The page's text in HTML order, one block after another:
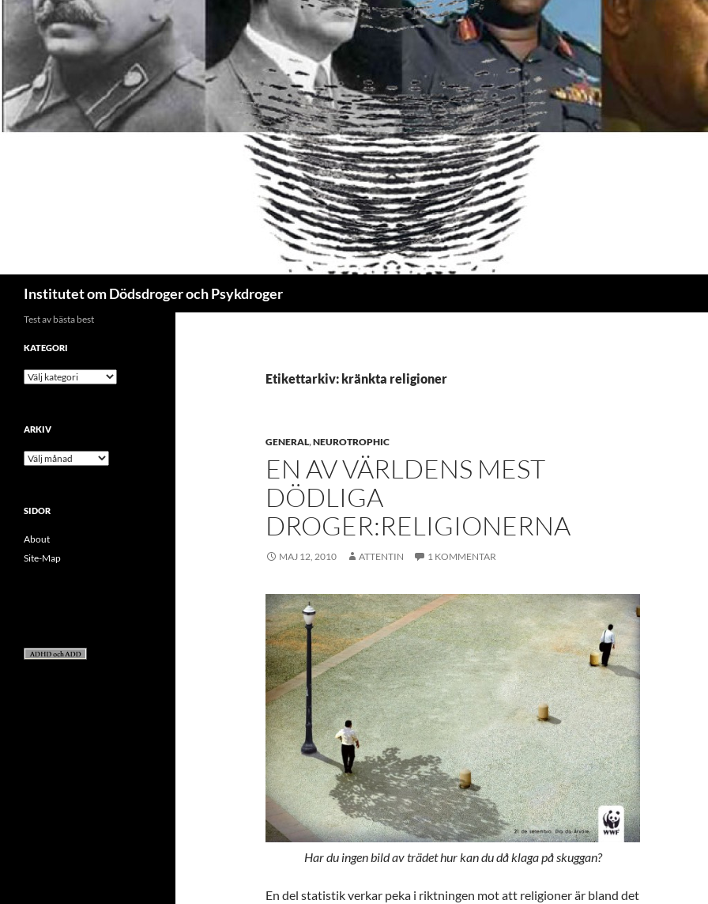
Institutet om Dödsdroger och Psykdroger
Etikettarkiv: kränkta religioner
GENERAL,NEUROTROPHIC
EN AV VÄRLDENS MEST
DÖDLIGA
DROGER:RELIGIONERNA
MAJ 12, 2010 ATTENTIN 1 KOMMENTAR
Har du ingen bild av trädet hur kan du då klaga på skuggan?
En del statistik verkar peka i riktningen mot att religioner är bland det
Test av bästa best
KATEGORI
kategori
ARKIV
arkiv
SIDOR
About
Site-Map